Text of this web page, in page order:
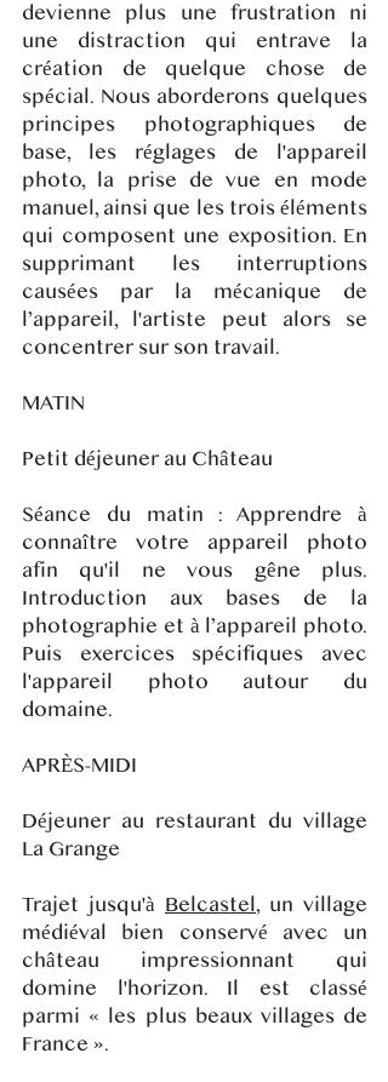
devienne plus une frustration ni
une distraction qui entrave la
création de quelque chose de
spécial. Nous aborderons quelques
principes photographiques de
base, les réglages de l'appareil
photo, la prise de vue en mode
manuel, ainsi que les trois éléments
qui composent une exposition. En
supprimant les interruptions
causées par la mécanique de
l’appareil, l'artiste peut alors se
concentrer sur son travail.
MATIN
Petit déjeuner au Château
Séance du matin : Apprendre à
connaître votre appareil photo
afin qu'il ne vous gêne plus.
Introduction aux bases de la
photographie et à l’appareil photo.
Puis exercices spécifiques avec
l'appareil photo autour du
domaine.
APRÈS-MIDI
Déjeuner au restaurant du village
La Grange
Trajet jusqu'à Belcastel, un village
médiéval bien conservé avec un
château impressionnant qui
domine l'horizon. Il est classé
parmi « les plus beaux villages de
France ».